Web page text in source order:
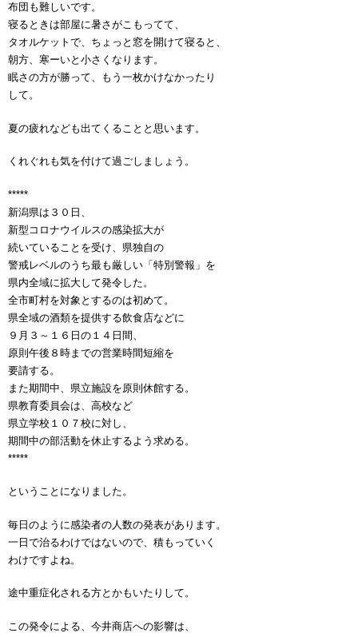
布団も難しいです。
寝るときは部屋に暑さがこもってて、
タオルケットで、ちょっと窓を開けて寝ると、
朝方、寒ーいと小さくなります。
眠さの方が勝って、もう一枚かけなかったり
して。
夏の疲れなども出てくることと思います。
くれぐれも気を付けて過ごしましょう。
*****
新潟県は３０日、
新型コロナウイルスの感染拡大が
続いていることを受け、県独自の
警戒レベルのうち最も厳しい「特別警報」を
県内全域に拡大して発令した。
全市町村を対象とするのは初めて。
県全域の酒類を提供する飲食店などに
９月３～１６日の１４日間、
原則午後８時までの営業時間短縮を
要請する。
また期間中、県立施設を原則休館する。
県教育委員会は、高校など
県立学校１０７校に対し、
期間中の部活動を休止するよう求める。
*****
ということになりました。
毎日のように感染者の人数の発表があります。
一日で治るわけではないので、積もっていく
わけですよね。
途中重症化される方とかもいたりして。
この発令による、今井商店への影響は、